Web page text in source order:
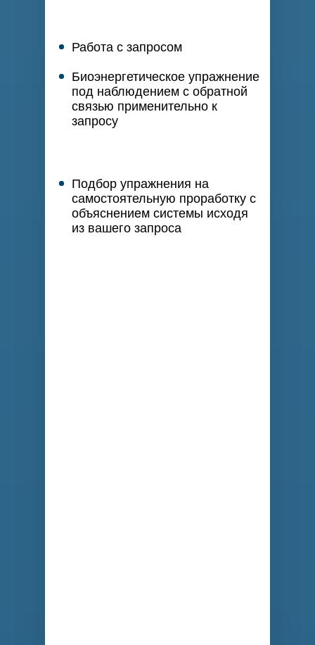
Работа с запросом
Биоэнергетическое упражнение
под наблюдением с обратной
связью применительно к
запросу
Подбор упражнения на
самостоятельную проработку с
объяснением системы исходя
из вашего запроса